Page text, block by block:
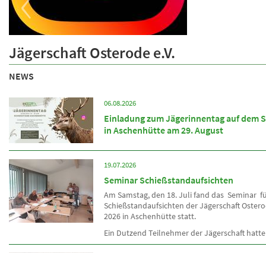
Folge uns auf INSTAGRAM
Jägerschaft Osterode e.V.
NEWS
06.08.2026
Einladung zum Jägerinnentag auf dem
in Aschenhütte am 29. August
19.07.2026
Seminar Schießstandaufsichten
Am Samstag, den 18. Juli fand das Seminar
Schießstandaufsichten der Jägerschaft
2026 in Aschenhütte statt.
Ein Dutzend Teilnehmer der Jägerschaft